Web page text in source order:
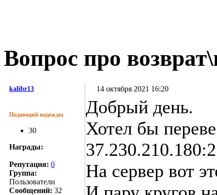
Вопрос про
kalibr13 14 октября 2021 16:20
Подающий надежды
30
Награды:
Репутация: 0
Группа:
Пользователи
Сообщений: 32
Добрый день.
Хотел бы
На сервер вот